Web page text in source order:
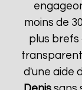
moins de
plus brefs
d'une aide